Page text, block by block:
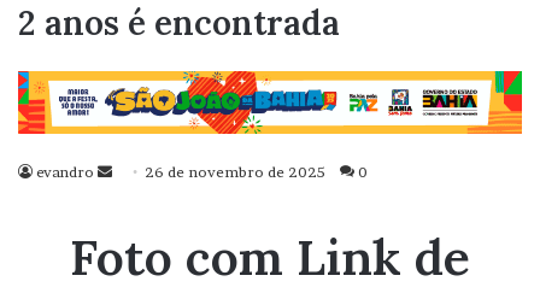
2 anos é encontrada
evandro
Mande
mail
26 de novembro de 2025 0
Foto com Link de